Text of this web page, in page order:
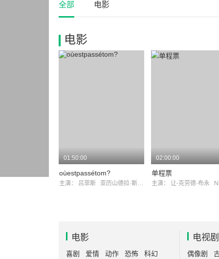
全部 电影
电影
01:50:00
oùestpassétom?
主演： 吕菲斯 亚历山德拉·斯图尔特
02:00:00
单程票
主演： 让-克劳德·布永
电影
喜剧 爱情 动作 恐怖 科幻
电视剧
偶像剧